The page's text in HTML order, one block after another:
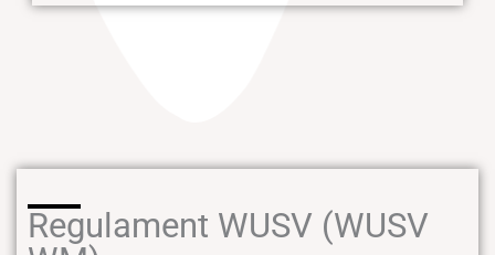
Regulament WUSV (WUSV